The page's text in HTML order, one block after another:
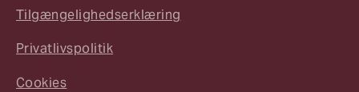
Tilgængelighedserklæring
Privatlivspolitik
Cookies